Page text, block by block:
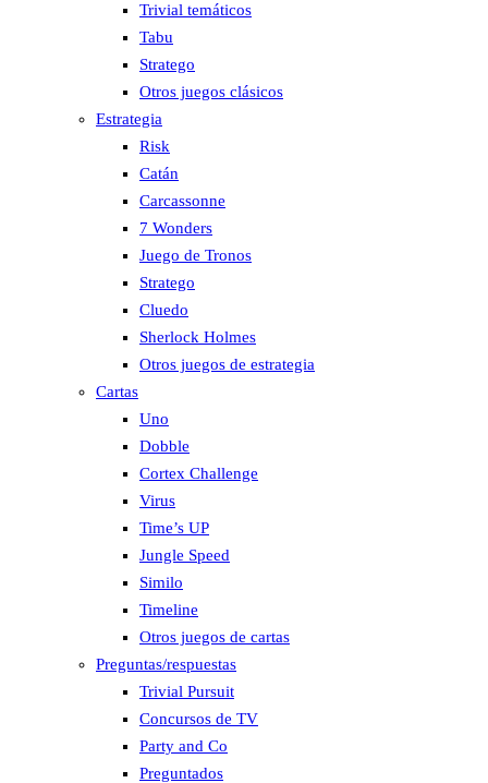
Trivial temáticos
Tabu
Stratego
Otros juegos clásicos
Estrategia
Risk
Catán
Carcassonne
7 Wonders
Juego de Tronos
Stratego
Cluedo
Sherlock Holmes
Otros juegos de estrategia
Cartas
Uno
Dobble
Cortex Challenge
Virus
Time’s UP
Jungle Speed
Similo
Timeline
Otros juegos de cartas
Preguntas/respuestas
Trivial Pursuit
Concursos de TV
Party and Co
Preguntados